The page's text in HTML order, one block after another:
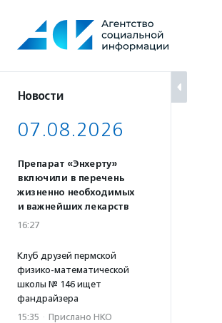
содержанию
Новости
07.08.2026
Препарат «Энхерту»
включили в перечень
жизненно необходимых
и важнейших лекарств
16:27
Клуб друзей пермской
физико-математической
школы № 146 ищет
фандрайзера
15:35 · Прислано НКО